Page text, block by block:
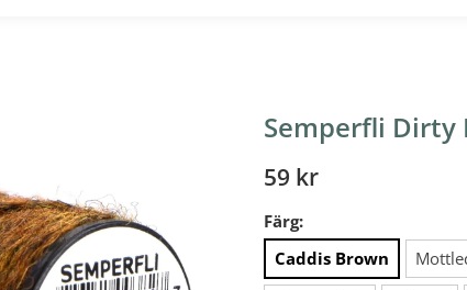
Semperfli Dirty
59 kr
Färg:
Caddis Brown